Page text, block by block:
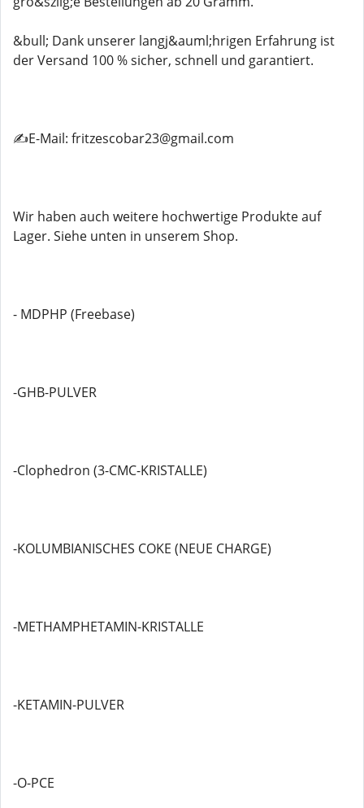
&bull; Dank unserer langj&auml;hrigen Erfahrung ist
der Versand 100 % sicher, schnell und garantiert.
✍️E-Mail: fritzescobar23@gmail.com
Wir haben auch weitere hochwertige Produkte auf
Lager. Siehe unten in unserem Shop.
- MDPHP (Freebase)
-GHB-PULVER
-Clophedron (3-CMC-KRISTALLE)
-KOLUMBIANISCHES COKE (NEUE CHARGE)
-METHAMPHETAMIN-KRISTALLE
-KETAMIN-PULVER
-O-PCE